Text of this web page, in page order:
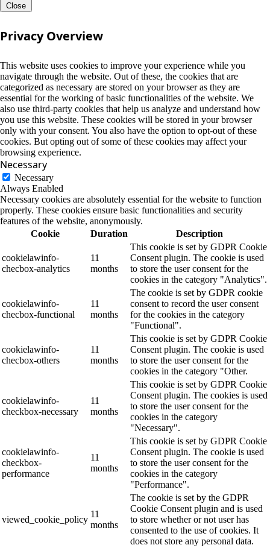
Close
Privacy Overview
This website uses cookies to improve your experience while you
navigate through the website. Out of these, the cookies that are
categorized as necessary are stored on your browser as they are
essential for the working of basic functionalities of the website. We
also use third-party cookies that help us analyze and understand how
you use this website. These cookies will be stored in your browser
only with your consent. You also have the option to opt-out of these
cookies. But opting out of some of these cookies may affect your
browsing experience.
Necessary
Necessary
Always Enabled
Necessary cookies are absolutely essential for the website to function
properly. These cookies ensure basic functionalities and security
features of the website, anonymously.
Cookie
Duration Description
cookielawinfo-
checbox-analytics
11
months
This cookie is set by GDPR Cookie
Consent plugin. The cookie is used
to store the user consent for the
cookies in the category "Analytics".
cookielawinfo-
checbox-functional
11
months
The cookie is set by GDPR cookie
consent to record the user consent
for the cookies in the category
"Functional".
cookielawinfo-
checbox-others
11
months
This cookie is set by GDPR Cookie
Consent plugin. The cookie is used
to store the user consent for the
cookies in the category "Other.
cookielawinfo-
checkbox-necessary
11
months
This cookie is set by GDPR Cookie
Consent plugin. The cookies is used
to store the user consent for the
cookies in the category
"Necessary".
cookielawinfo-
checkbox-
performance
11
months
This cookie is set by GDPR Cookie
Consent plugin. The cookie is used
to store the user consent for the
cookies in the category
"Performance".
viewed_cookie_policy
11
months
The cookie is set by the GDPR
Cookie Consent plugin and is used
to store whether or not user has
consented to the use of cookies. It
does not store any personal data.